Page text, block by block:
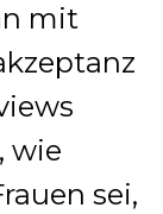
mit
wie
sei,